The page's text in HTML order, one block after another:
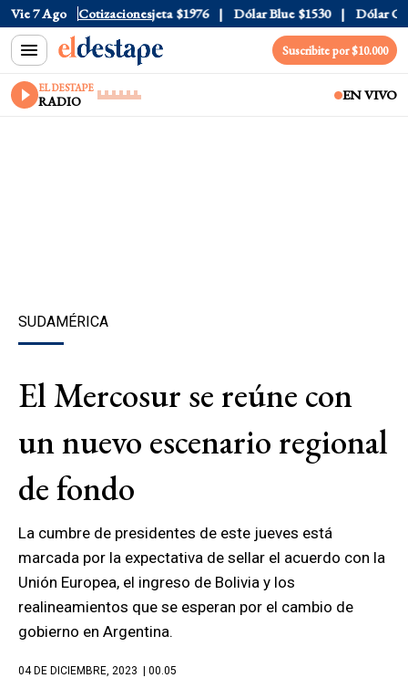
Vie 7 Ago Cotizaciones
$1520 Dólar Tarjeta $1976 Dólar Blue $1530 Dólar CCL
Suscribite por $10.000
EL DESTAPE
RADIO EN VIVO
SUDAMÉRICA
El Mercosur se reúne con
un nuevo escenario regional
de fondo
La cumbre de presidentes de este jueves está
marcada por la expectativa de sellar el acuerdo con la
Unión Europea, el ingreso de Bolivia y los
realineamientos que se esperan por el cambio de
gobierno en Argentina.
04 DE DICIEMBRE, 2023 | 00.05